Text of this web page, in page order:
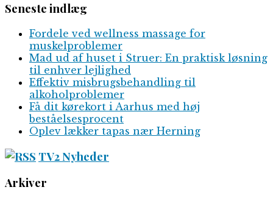
Seneste indlæg
Fordele ved wellness massage for
muskelproblemer
Mad ud af huset i Struer: En praktisk løsning
til enhver lejlighed
Effektiv misbrugsbehandling til
alkoholproblemer
Få dit kørekort i Aarhus med høj
beståelsesprocent
Oplev lækker tapas nær Herning
TV2 Nyheder
Arkiver